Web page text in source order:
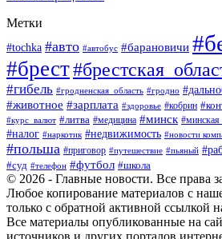
Метки
#tochka #авто #автобус #барановичи
#брест
#гибель #гродненская_область #гродно
#животное #зарплата #здоровье #кобрин
#курс_валют #литва #медицина #минск
#налог #наркотик #недвижимость #новости
#польша #приговор #путешествие #пьяный
#суд #телефон #футбол #школа
© 2026 - Главные новости. Все права
Любое копирование материалов с
только с обратной активной ссылкой
Все материалы опубликованные на